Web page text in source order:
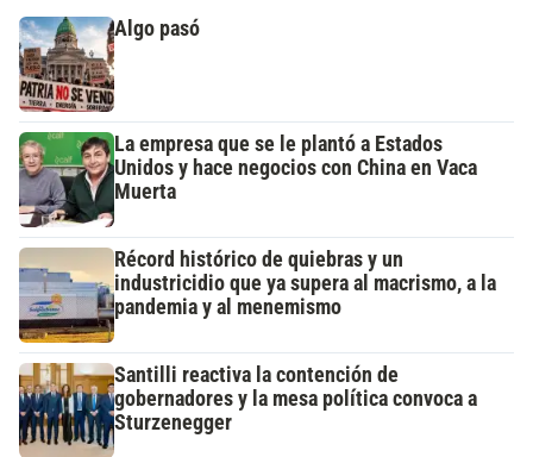
Algo pasó
La empresa que se le plantó a Estados
Unidos y hace negocios con China en Vaca
Muerta
Récord histórico de quiebras y un
industricidio que ya supera al macrismo, a la
pandemia y al menemismo
Santilli reactiva la contención de
gobernadores y la mesa política convoca a
Sturzenegger